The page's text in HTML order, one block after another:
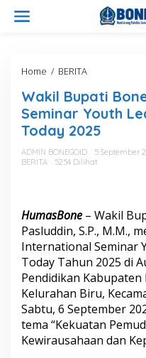
Home / BERITA
k
i
l
B
p
o
n
e
B
u
k
a
I
n
t
Wakil Bupati
Seminar Youth
Today 2025
ADMIN BONEGOID
5 September
BERITA
5254 Dilihat
HumasBone – Wakil
Pasluddin, S.P., M.M.,
International Seminar
Today Tahun 2025 di
Pendidikan
Kelurahan Biru,
Sabtu, 6 September
tema “Kekuatan
Kewirausahaan dan